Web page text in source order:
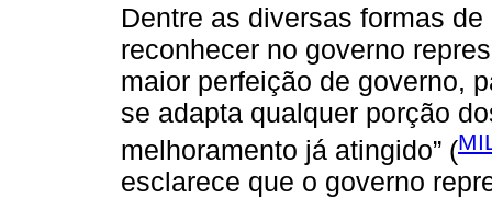
Dentre as diversas formas
reconhecer no governo
maior perfeição de governo,
se adapta qualquer porção
melhoramento já atingido” (
esclarece que o governo